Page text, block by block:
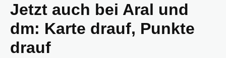
Jetzt auch bei Aral und
dm: Karte drauf, Punkte
drauf